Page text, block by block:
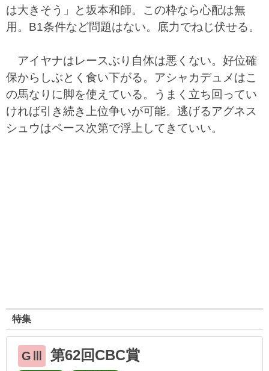
は大きそう」と坂本和師。この枠なら心配は無
用。B1条件など問題はない。底力でねじ伏せる。
アイヤナはレースぶり自体は悪くない。好位確
保からしぶとく食い下がる。アシャカデュメはこ
の馬なりに脚を使えている。うまく立ち回ってい
ければ引き続き上位争いが可能。逃げるアグネス
シュウはペース次第で浮上してきていい。
特集
GⅢ 第62回CBC賞